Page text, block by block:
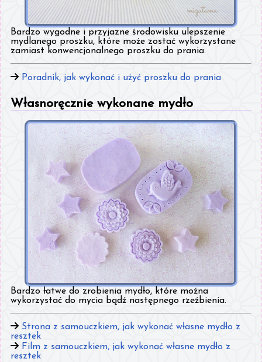
Bardzo wygodne i przyjazne środowisku ulepszenie
mydlanego proszku, które może zostać wykorzystane
zamiast konwencjonalnego proszku do prania.
Poradnik, jak wykonać i użyć proszku do prania
Własnoręcznie wykonane mydło
Bardzo łatwe do zrobienia mydło, które można
wykorzystać do mycia bądź następnego rzeźbienia.
Strona z samouczkiem, jak wykonać własne mydło z
resztek
Film z samouczkiem, jak wykonać własne mydło z
resztek